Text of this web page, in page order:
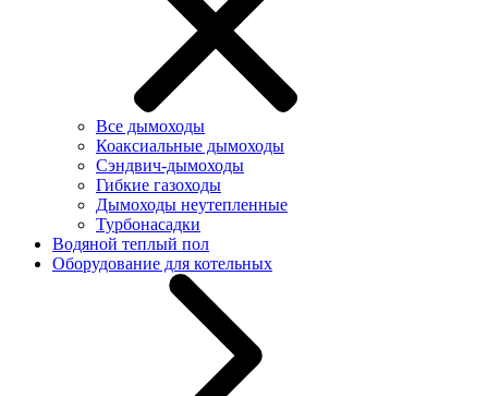
Все дымоходы
Коаксиальные дымоходы
Сэндвич-дымоходы
Гибкие газоходы
Дымоходы неутепленные
Турбонасадки
Водяной теплый пол
Оборудование для котельных